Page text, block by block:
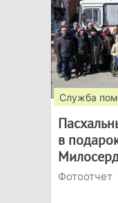
Служба
в
Фотоотчет